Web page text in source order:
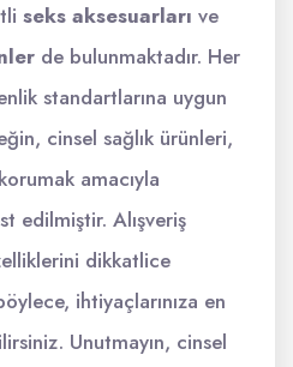
seks aksesuarları ve
de bulunmaktadır. Her
standartlarına uygun
cinsel sağlık ürünleri,
korumak amacıyla
edilmiştir. Alışveriş
dikkatlice
ihtiyaçlarınıza en
Unutmayın, cinsel